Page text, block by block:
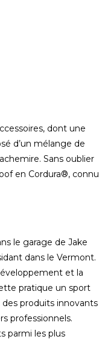
dont une
d’un mélange de
Sans oublier
en Cordura®, connu
le garage de Jake
dans le Vermont.
et la
pratique un sport
produits innovants
professionnels.
parmi les plus